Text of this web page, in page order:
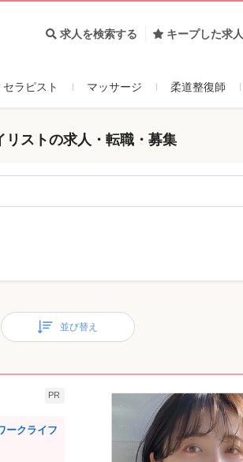
求人を検索する キープした求人
セラピスト マッサージ 柔道整復師
ストの求人・転職・募集
並び替え
PR
ークライフ